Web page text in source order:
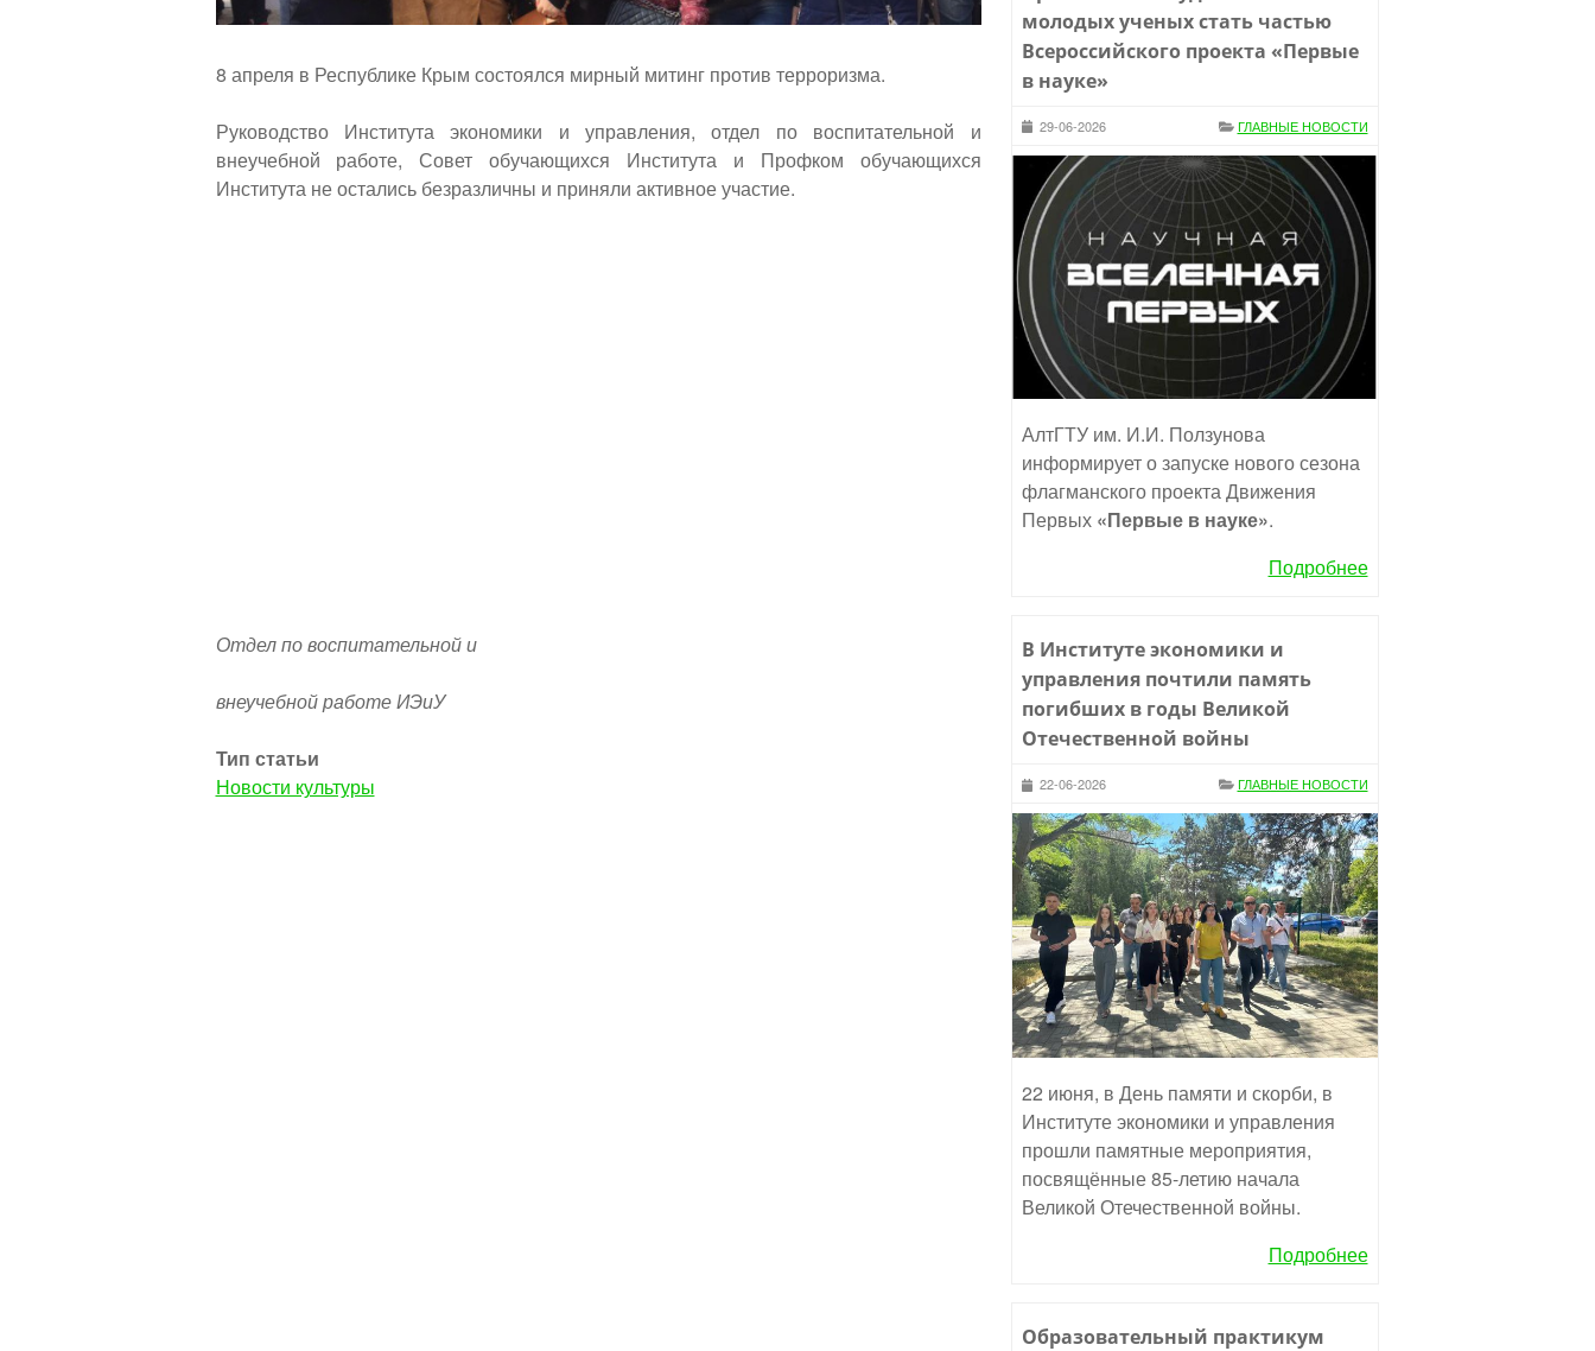
8 апреля в Республике Крым состоялся мирный митинг против терроризма.
Руководство Института экономики и управления, отдел по воспитательной и
внеучебной работе, Совет обучающихся Института и Профком обучающихся
Института не остались безразличны и приняли активное участие.
Отдел по воспитательной и
внеучебной работе ИЭиУ
Тип статьи
Новости культуры
молодых ученых стать частью
Всероссийского проекта «Первые
в науке»
29-06-2026 ГЛАВНЫЕ НОВОСТИ
АлтГТУ им. И.И. Ползунова
информирует о запуске нового сезона
флагманского проекта Движения
Первых «Первые в науке».
Подробнее
В Институте экономики и
управления почтили память
погибших в годы Великой
Отечественной войны
22-06-2026 ГЛАВНЫЕ НОВОСТИ
22 июня, в День памяти и скорби, в
Институте экономики и управления
прошли памятные мероприятия,
посвящённые 85-летию начала
Великой Отечественной войны.
Подробнее
Образовательный практикум